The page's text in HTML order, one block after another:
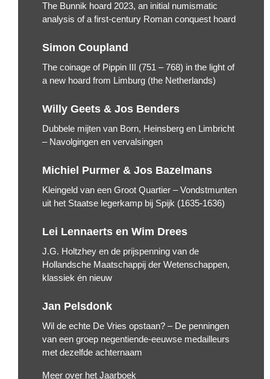
The Bunnik hoard 2023, an initial numismatic
analysis of a first-century Roman conquest hoard
Simon Coupland
The coinage of Pippin III (751 – 768) in the light of
a new hoard from Limburg (the Netherlands)
Willy Geets & Jos Benders
Dubbele mijten van Born, Heinsberg en Limbricht
– Navolgingen en vervalsingen
Michiel Purmer & Jos Bazelmans
Kleingeld van een Groot Quartier – Vondstmunten
uit het Staatse legerkamp bij Spijk (1635-1636)
Lei Lennaerts en Wim Drees
J.G. Holtzhey en de prijspenning van de
Hollandsche Maatschappij der Wetenschappen,
klassiek én nieuw
Jan Pelsdonk
Wil de echte De Vries opstaan? – De penningen
van een groep negentiende-eeuwse medailleurs
met dezelfde achternaam
Meer over het Jaarboek